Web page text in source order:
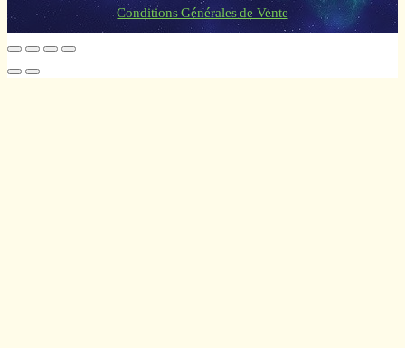
Conditions Générales de Vente